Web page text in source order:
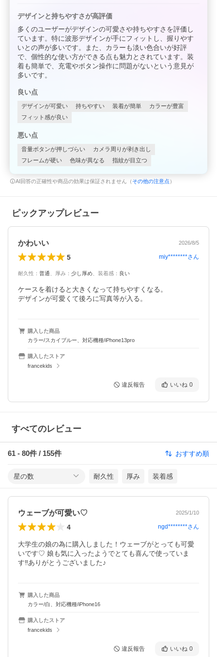
デザインと持ちやすさが高評価
多くのユーザーがデザインの可愛さや持ちやすさを評価し
ています。特に波形デザインが手にフィットし、握りやす
いとの声が多いです。また、カラーも淡い色合いが好評
で、個性的な使い方ができる点も魅力とされています。装
着も簡単で、充電やボタン操作に問題がないという意見が
多いです。
良い点
デザインが可愛い 持ちやすい 装着が簡単
カラーが豊富
フィット感が良い
悪い点
音量ボタンが押しづらい
カメラ周りが剥き出し
フレームが硬い
色味が異なる 指紋が目立つ
AI回答の正確性や商品の効果は保証されません（ その他の注意点 ）
ピックアップレビュー
かわいい 2026/8/5
5 miy********さん
耐久性 ： 普通 厚み ： 少し厚め 装着感 ： 良い
ケースを着けると大きくなって持ちやすくなる。
デザインが可愛くて後ろに写真等が入る。
購入した商品
カラー/スカイブルー、対応機種/iPhone13pro
購入したストア
francekids
違反報告 いいね 0
すべてのレビュー
61 - 80件 / 155件 おすすめ順
星の数 耐久性 厚み 装着感
ウェーブが可愛い♡ 2025/1/10
4 ngd********さん
大学生の娘の為に購入しました！ウェーブがとっても可愛
いです♡ 娘も気に入ったようでとても喜んで使っていま
す‼︎ありがとうございました♪
購入した商品
カラー/白、対応機種/iPhone16
購入したストア
francekids
違反報告 いいね 0